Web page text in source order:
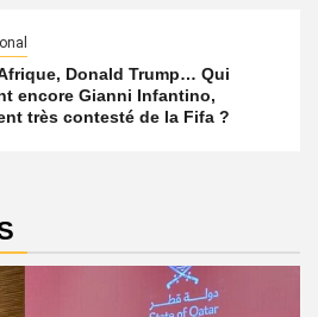
Donald Trump… Qui
encore Gianni Infantino,
très contesté de la Fifa ?